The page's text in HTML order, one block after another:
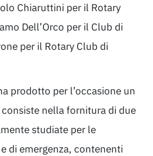
Chiaruttini per il Rotary
Dell’Orco per il Club di
per il Rotary Club di
prodotto per l’occasione un
nella fornitura di due
studiate per le
di emergenza, contenenti